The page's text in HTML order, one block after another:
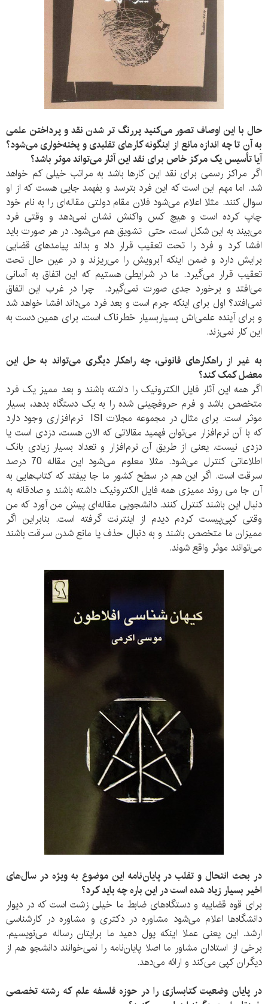
حال با این اوصاف تصور می‌کنید پررنگ تر شدن نقد و پرداختن علمی
به آن تا چه اندازه مانع از اینگونه کارهای تقلیدی و پخته‌خواری می‌شود؟
آیا تأسیس یک مرکز خاص برای نقد این آثار می‌تواند موثر باشد؟
اگر مراکز رسمی برای نقد این کارها باشد به مراتب خیلی کم خواهد
شد. اما مهم این است که این فرد بترسد و بفهمد جایی هست که از او
سوال کنند. مثلا اعلام می‌شود فلان مقام دولتی مقاله‌ای را به نام خود
چاپ کرده است و هیچ کس واکنش نشان نمی‌دهد و وقتی فرد
می‌بیند به این شکل است، حتی تشویق هم می‌شود. در هر صورت باید
افشا کرد و فرد را تحت تعقیب قرار داد و بداند پیامدهای قضایی
برایش دارد و ضمن اینکه آبرویش را می‌ریزند و در عین حال تحت
تعقیب قرار می‌گیرد. ما در شرایطی هستیم که این اتفاق به آسانی
می‌افتد و برخورد جدی صورت نمی‌گیرد. چرا در غرب این اتفاق
نمی‌افتد؟ اول برای اینکه جرم است و بعد فرد می‌داند افشا خواهد شد
و برای آینده علمی‌اش بسیاربسیار خطرناک است، برای همین دست به
این کار نمی‌زند.
به غیر از راهکارهای قانونی، چه راهکار دیگری می‌تواند به حل این
معضل کمک کند؟
اگر همه این آثار فایل الکترونیک را داشته باشند و بعد ممیز یک فرد
متخصص باشد و فرم حروفچینی شده را به یک دستگاه بدهد، بسیار
موثر است. برای مثال در مجموعه مجلات ISI نرم‌افزاری وجود دارد
که با آن نرم‌افزار می‌توان فهمید مقالاتی که الان هست، دزدی است یا
دزدی نیست. یعنی از طریق آن نرم‌افزار و تعداد بسیار زیادی بانک
اطلاعاتی کنترل می‌شود. مثلا معلوم می‌شود این مقاله 70 درصد
سرقت است. اگر این هم در سطح کشور ما جا بیفتد که کتاب‌هایی به
آن جا می روند ممیزی همه فایل الکترونیک داشته باشند و صادقانه به
دنبال این باشند کنترل کنند. دانشجویی مقاله‌ای پیش من آورد که من
وقتی کپی‌پیست کردم دیدم از اینترنت گرفته است. بنابراین اگر
ممیزان ما متخصص باشند و به دنبال حذف یا مانع شدن سرقت باشند
می‌توانند موثر واقع شوند.
در بحث انتحال و تقلب در پایان‌نامه این موضوع به ویژه در سال‌های
اخیر بسیار زیاد شده است در این باره چه باید کرد؟
برای قوه قضاییه و دستگاه‌های ضابط ما خیلی زشت است که در دیوار
دانشگاه‌ها اعلام می‌شود مشاوره در دکتری و مشاوره در کارشناسی
ارشد. این یعنی عملا اینکه پول دهید ما برایتان رساله می‌نویسیم.
برخی از استادان مشاور ما اصلا پایان‌نامه را نمی‌خوانند دانشجو هم از
دیگران کپی می‌کند و ارائه می‌دهد.
در پایان وضعیت کتابسازی را در حوزه فلسفه علم که رشته تخصصی